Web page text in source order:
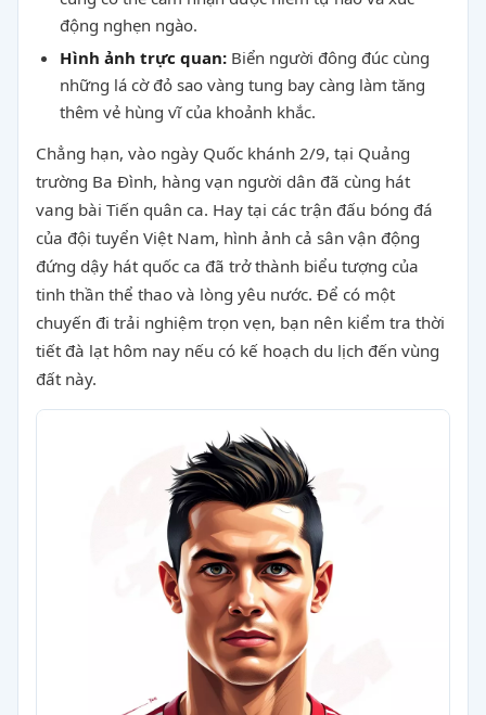
động nghẹn ngào.
Hình ảnh trực quan: Biển người đông đúc cùng
những lá cờ đỏ sao vàng tung bay càng làm tăng
thêm vẻ hùng vĩ của khoảnh khắc.
Chẳng hạn, vào ngày Quốc khánh 2/9, tại Quảng
trường Ba Đình, hàng vạn người dân đã cùng hát
vang bài Tiến quân ca. Hay tại các trận đấu bóng đá
của đội tuyển Việt Nam, hình ảnh cả sân vận động
đứng dậy hát quốc ca đã trở thành biểu tượng của
tinh thần thể thao và lòng yêu nước. Để có một
chuyến đi trải nghiệm trọn vẹn, bạn nên kiểm tra thời
tiết đà lạt hôm nay nếu có kế hoạch du lịch đến vùng
đất này.